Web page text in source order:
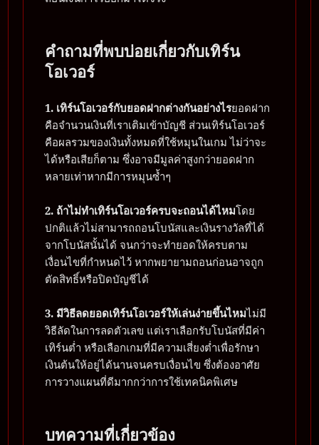
คำถามที่พบบ่อยเกี่ยวกับเทิร์น
โอเวอร์
1. เทิร์นโอเวอร์กับยอดฝากต่างกันอย่างไรยอดฝาก
คือจำนวนเงินที่เราเติมเข้าบัญชี ส่วนเทิร์นโอเวอร์
คือผลรวมของเงินทั้งหมดที่ใช้หมุนในเกม ไม่ว่าจะ
ได้หรือเสียก็ตาม ซึ่งอาจมีมูลค่าสูงกว่ายอดฝาก
หลายเท่าหากมีการหมุนซ้ำๆ
2. ถ้าไม่ทำเทิร์นโอเวอร์ครบจะถอนได้ไหมโดย
ปกติแล้วไม่สามารถถอนโบนัสและเงินรางวัลที่ได้
จากโบนัสนั้นได้ จนกว่าจะทำยอดให้ครบตาม
เงื่อนไขที่กำหนดไว้ หากพยายามถอนก่อนอาจถูก
ตัดสิทธิ์หรือปิดบัญชีได้
3. มีวิธีลดยอดเทิร์นโอเวอร์ให้เล่นง่ายขึ้นไหมไม่มี
วิธีลัดในการลดตัวเลข แต่เราเลือกรับโบนัสที่มีค่า
เทิร์นต่ำ หรือเลือกเกมที่มีความเสี่ยงต่ำเพื่อรักษา
เงินต้นให้อยู่ได้นานจนครบเงื่อนไข ซึ่งต้องอาศัย
การวางแผนที่ดีมากกว่าการใช้เทคนิคพิเศษ
บทความที่เกี่ยวข้อง